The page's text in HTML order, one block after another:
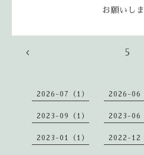
お願いしま
5
2026-07（1） 2026-06
2023-09（1） 2023-06
2023-01（1） 2022-12